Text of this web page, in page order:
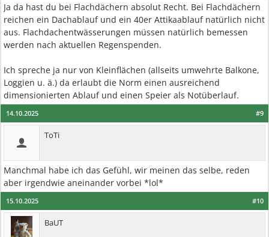
Ja da hast du bei Flachdächern absolut Recht. Bei Flachdächern
reichen ein Dachablauf und ein 40er Attikaablauf natürlich nicht
aus. Flachdachentwässerungen müssen natürlich bemessen
werden nach aktuellen Regenspenden.
Ich spreche ja nur von Kleinflächen (allseits umwehrte Balkone,
Loggien u. ä.) da erlaubt die Norm einen ausreichend
dimensionierten Ablauf und einen Speier als Notüberlauf.
#9
14.10.2025
ToTi
Manchmal habe ich das Gefühl, wir meinen das selbe, reden
aber irgendwie aneinander vorbei *lol*
#10
15.10.2025
BaUT